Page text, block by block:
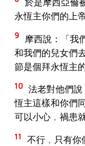
永恆主你們的上
9
摩西說：「我
和我們的兒女們
節是個拜永恆主
10 法老對他們
恆主這樣和你們
可以小心﹐禍患
11
不行﹐只有你